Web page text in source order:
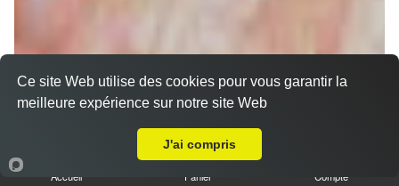
Chirashi
Accueil Panier Compte
Ce site Web utilise des cookies pour vous garantir la
meilleure expérience sur notre site Web
J'ai compris